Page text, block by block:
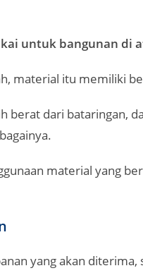
untuk bangunan di
material itu memiliki
berat dari bataringan,
material yang
yang akan